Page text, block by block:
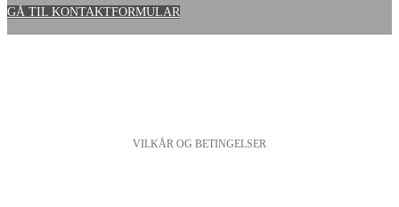
GÅ TIL KONTAKTFORMULAR
VILKÅR OG BETINGELSER